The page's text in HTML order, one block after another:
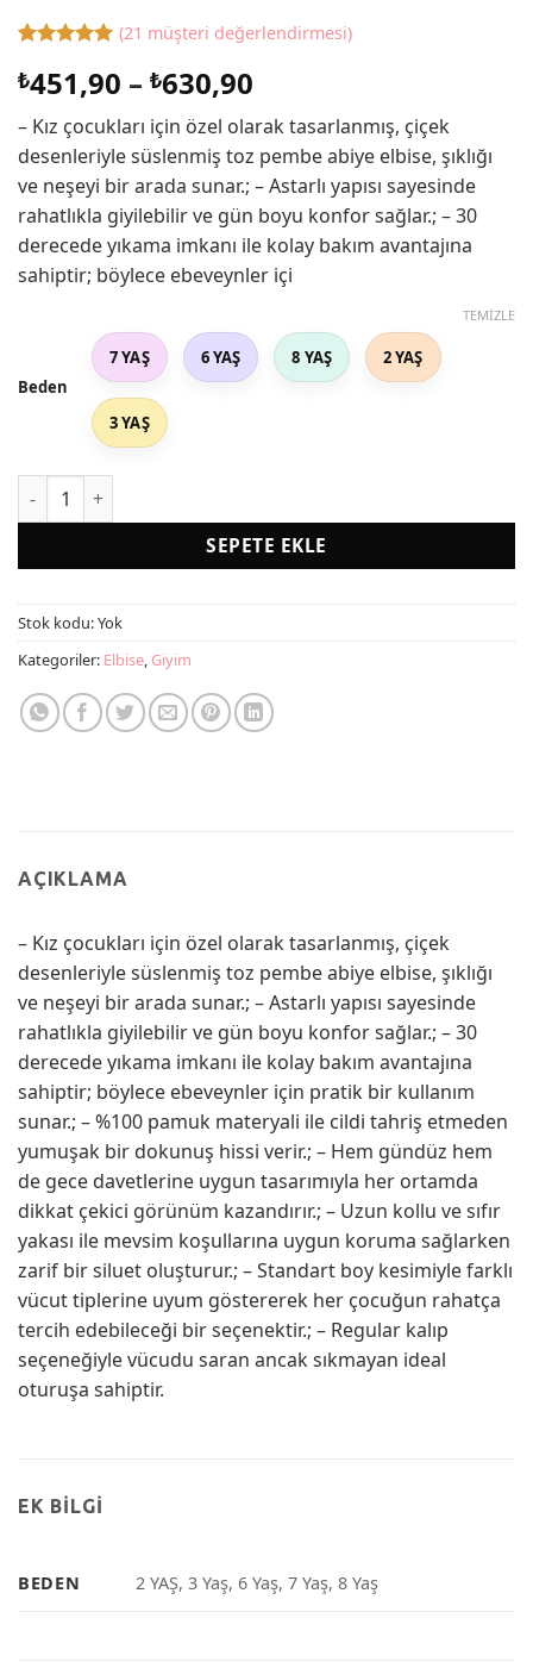
puanına
dayanarak
5 üzerinden
puan aldı
(21 müşteri değerlendirmesi)
₺451,90 – ₺630,90
aralığı:
₺451,90
-
₺630,90
– Kız çocukları için özel olarak tasarlanmış, çiçek
desenleriyle süslenmiş toz pembe abiye elbise, şıklığı
ve neşeyi bir arada sunar.; – Astarlı yapısı sayesinde
rahatlıkla giyilebilir ve gün boyu konfor sağlar.; – 30
derecede yıkama imkanı ile kolay bakım avantajına
sahiptir; böylece ebeveynler içi
Beden
7 YAŞ 6 YAŞ 8 YAŞ 2 YAŞ
3 YAŞ
TEMIZLE
Kız Çocuk Çiçekli Toz Pembe Doğum Günü Abiye Prenses
SEPETE EKLE
Stok kodu:Yok
Kategoriler: Elbise, Giyim
AÇIKLAMA
– Kız çocukları için özel olarak tasarlanmış, çiçek
desenleriyle süslenmiş toz pembe abiye elbise, şıklığı
ve neşeyi bir arada sunar.; – Astarlı yapısı sayesinde
rahatlıkla giyilebilir ve gün boyu konfor sağlar.; – 30
derecede yıkama imkanı ile kolay bakım avantajına
sahiptir; böylece ebeveynler için pratik bir kullanım
sunar.; – %100 pamuk materyali ile cildi tahriş etmeden
yumuşak bir dokunuş hissi verir.; – Hem gündüz hem
de gece davetlerine uygun tasarımıyla her ortamda
dikkat çekici görünüm kazandırır.; – Uzun kollu ve sıfır
yakası ile mevsim koşullarına uygun koruma sağlarken
zarif bir siluet oluşturur.; – Standart boy kesimiyle farklı
vücut tiplerine uyum göstererek her çocuğun rahatça
tercih edebileceği bir seçenektir.; – Regular kalıp
seçeneğiyle vücudu saran ancak sıkmayan ideal
oturuşa sahiptir.
EK BILGI
BEDEN 2 YAŞ, 3 Yaş, 6 Yaş, 7 Yaş, 8 Yaş